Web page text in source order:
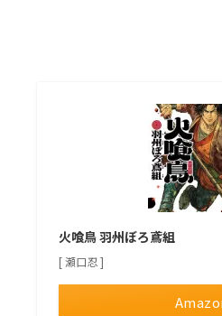
火喰鳥 羽州ぼろ鳶組
[ 瀬口忍 ]